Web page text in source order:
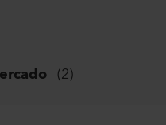
(2)